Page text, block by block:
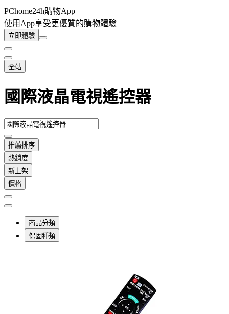
PChome24h購物App
使用App享受更優質的購物體驗
立即體驗
全站
國際液晶電視遙控器
推薦排序
熱銷度
新上架
價格
商品分類
保固種類